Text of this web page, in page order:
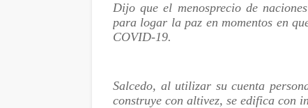
Dijo que el menosprecio de
para logar la paz en momentos en
COVID-19.
Salcedo, al utilizar su cuenta
construye con altivez, se edifica con